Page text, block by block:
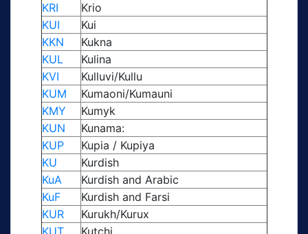
KRI
Krio
KUI
Kui
KKN
Kukna
KUL
Kulina
KVI
Kulluvi/Kullu
KUM
Kumaoni/Kumauni
KMY
Kumyk
KUN
Kunama:
KUP
Kupia / Kupiya
KU
Kurdish
KuA
Kurdish and Arabic
KuF
Kurdish and Farsi
KUR
Kurukh/Kurux
KUT
Kutchi